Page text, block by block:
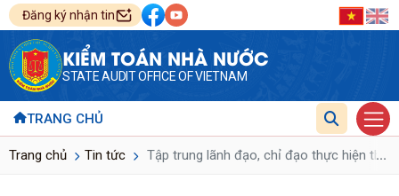
Đăng ký nhận tin
KIỂM TOÁN NHÀ NƯỚC
STATE AUDIT OFFICE OF VIETNAM
TRANG CHỦ
Trang chủ Tin tức Tập trung lãnh đạo, chỉ đạo thực hiện ...